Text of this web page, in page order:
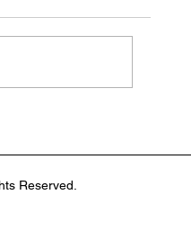
든다!
Reserved.